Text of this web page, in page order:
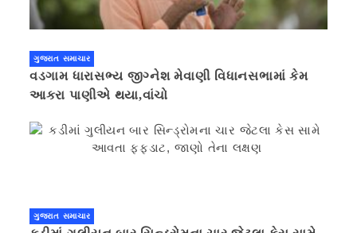
ગુજરાત સમાચાર
વડગામ ધારાસભ્ય જીગ્નેશ મેવાણી વિધાનસભામાં કેમ
આકરા પાણીએ થયા,વાંચો
ગુજરાત સમાચાર